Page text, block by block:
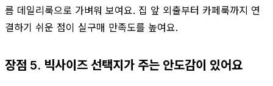
름 데일리룩으로 가벼워 보여요. 집 앞 외출부터 카페룩까지 연
결하기 쉬운 점이 실구매 만족도를 높여요.
장점 5. 빅사이즈 선택지가 주는 안도감이 있어요